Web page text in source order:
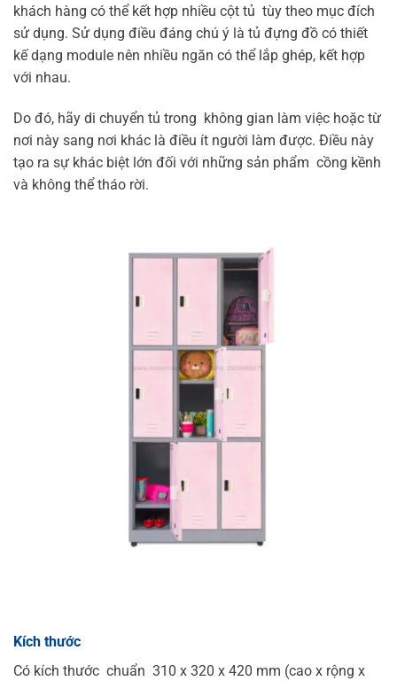
khách hàng có thể kết hợp nhiều cột tủ tùy theo mục đích
sử dụng. Sử dụng điều đáng chú ý là tủ đựng đồ có thiết
kế dạng module nên nhiều ngăn có thể lắp ghép, kết hợp
với nhau.
Do đó, hãy di chuyển tủ trong không gian làm việc hoặc từ
nơi này sang nơi khác là điều ít người làm được. Điều này
tạo ra sự khác biệt lớn đối với những sản phẩm cồng kềnh
và không thể tháo rời.
Kích thước
Có kích thước chuẩn 310 x 320 x 420 mm (cao x rộng x